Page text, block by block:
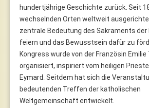
hundertjährige Geschichte zurück. Seit
wechselnden Orten weltweit
zentrale Bedeutung des Sakraments der
feiern und das Bewusstsein dafür zu
Kongress wurde von der Französin Emilie
organisiert, inspiriert vom heiligen
Eymard. Seitdem hat sich die
bedeutenden Treffen der katholischen
Weltgemeinschaft entwickelt.